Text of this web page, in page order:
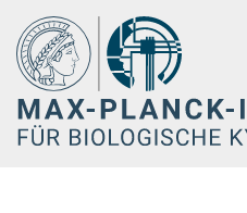
Hauptinhalt